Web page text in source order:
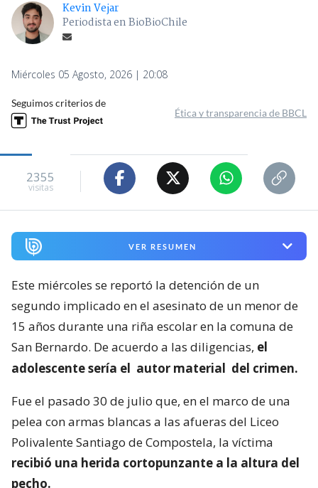
Kevin Vejar
Periodista en BioBioChile
Miércoles 05 Agosto, 2026 | 20:08
Seguimos criterios de
Ética y transparencia de BBCL
2355
visitas
VER RESUMEN
Este miércoles se reportó la detención de un
segundo implicado en el asesinato de un menor de
15 años durante una riña escolar en la comuna de
San Bernardo. De acuerdo a las diligencias, el
adolescente sería el autor material del crimen.
Fue el pasado 30 de julio que, en el marco de una
pelea con armas blancas a las afueras del Liceo
Polivalente Santiago de Compostela, la víctima
recibió una herida cortopunzante a la altura del
pecho.